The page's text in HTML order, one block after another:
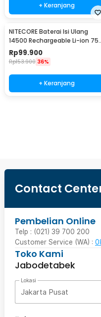
+ Keranjang
NITECORE Baterai Isi Ulang
14500 Rechargeable Li-ion
mAh 3.6 V 1PC - NL1475R
Rp99.900
Rp153.900 36%
+ Keranjang
Contact
Pembelian Online
Telp : (021) 39 700 200
Customer Service (WA) :
Toko Kami
Jabodetabek
Lokasi
Jakarta Pusat